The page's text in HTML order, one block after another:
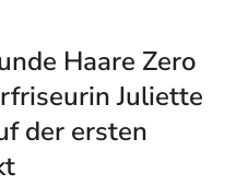
Haare Zero
Juliette
der ersten